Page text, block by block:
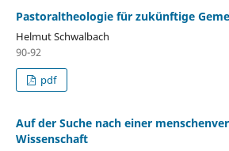
Pastoraltheologie für zukünftige
Helmut Schwalbach
90-92
pdf
Auf der Suche nach einer
Wissenschaft